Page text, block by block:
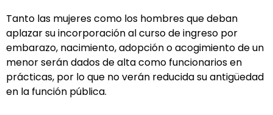
Tanto las mujeres como los hombres que deban
aplazar su incorporación al curso de ingreso por
embarazo, nacimiento, adopción o acogimiento de un
menor serán dados de alta como funcionarios en
prácticas, por lo que no verán reducida su antigüedad
en la función pública.